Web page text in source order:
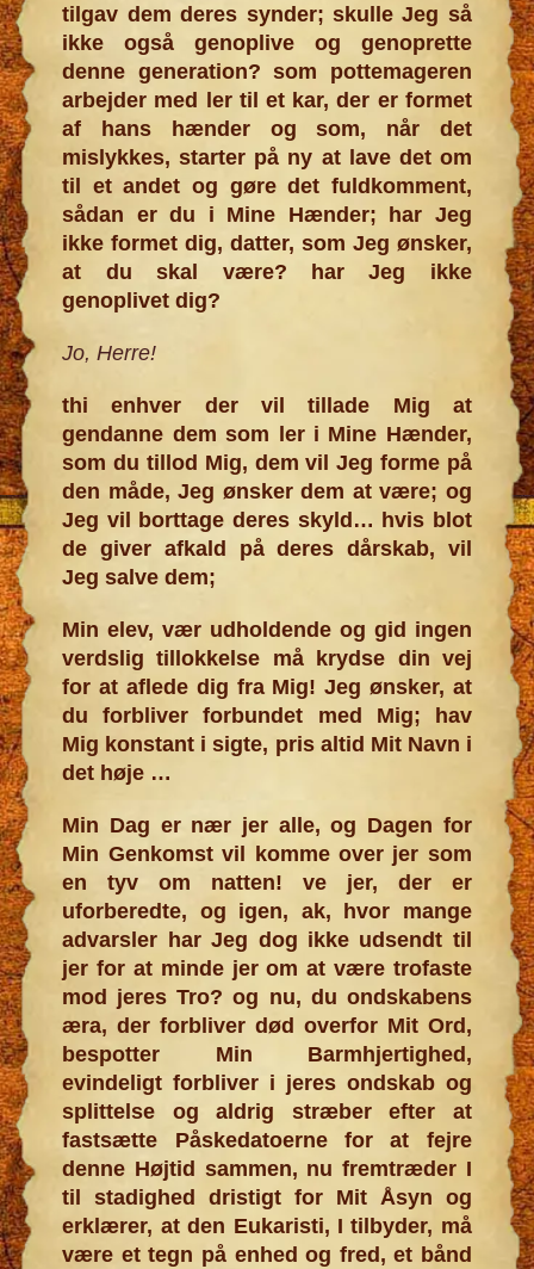
tilgav dem deres synder; skulle Jeg så
ikke også genoplive og genoprette
denne generation? som pottemageren
arbejder med ler til et kar, der er formet
af hans hænder og som, når det
mislykkes, starter på ny at lave det om
til et andet og gøre det fuldkomment,
sådan er du i Mine Hænder; har Jeg
ikke formet dig, datter, som Jeg ønsker,
at du skal være? har Jeg ikke
genoplivet dig?
Jo, Herre!
thi enhver der vil tillade Mig at
gendanne dem som ler i Mine Hænder,
som du tillod Mig, dem vil Jeg forme på
den måde, Jeg ønsker dem at være; og
Jeg vil borttage deres skyld… hvis blot
de giver afkald på deres dårskab, vil
Jeg salve dem;
Min elev, vær udholdende og gid ingen
verdslig tillokkelse må krydse din vej
for at aflede dig fra Mig! Jeg ønsker, at
du forbliver forbundet med Mig; hav
Mig konstant i sigte, pris altid Mit Navn i
det høje …
Min Dag er nær jer alle, og Dagen for
Min Genkomst vil komme over jer som
en tyv om natten! ve jer, der er
uforberedte, og igen, ak, hvor mange
advarsler har Jeg dog ikke udsendt til
jer for at minde jer om at være trofaste
mod jeres Tro? og nu, du ondskabens
æra, der forbliver død overfor Mit Ord,
bespotter Min Barmhjertighed,
evindeligt forbliver i jeres ondskab og
splittelse og aldrig stræber efter at
fastsætte Påskedatoerne for at fejre
denne Højtid sammen, nu fremtræder I
til stadighed dristigt for Mit Åsyn og
erklærer, at den Eukaristi, I tilbyder, må
være et tegn på enhed og fred, et bånd